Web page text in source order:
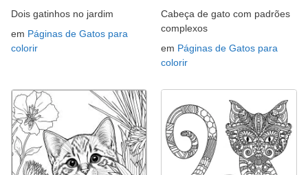
Dois gatinhos no jardim
em Páginas de Gatos para
colorir
Cabeça de gato com padrões
complexos
em Páginas de Gatos para
colorir